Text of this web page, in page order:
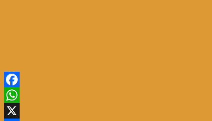
Facebook
WhatsApp